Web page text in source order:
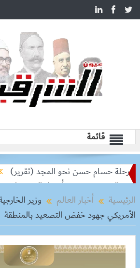
قائمة
حسام حسن نحو المجد (تقرير)
10 زيادات في 10 سنوات.. هل حان الوقت لرفع دعم البنزين نهائيا؟
خورخي
أسعار الخضروات و الفاكهة
الرئيسية
أخبار العالم
وزير
الأمريكي جهود خفض التصعيد بالمنطقة